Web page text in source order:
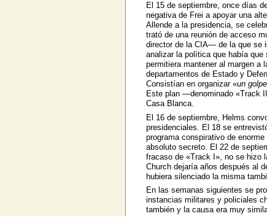
El 15 de septiembre, once días
negativa de Frei a apoyar una
Allende a la presidencia, se
trató de una reunión de acceso
director de la CIA— de la que se
analizar la política que había
permitiera mantener al margen a
departamentos de Estado y
Consistían en organizar «un
Este plan —denominado «Track
Casa Blanca.
El 16 de septiembre, Helms
presidenciales. El 18 se
programa conspirativo de
absoluto secreto. El 22 de
fracaso de «Track I», no se hizo
Church dejaría años después al
hubiera silenciado la misma
En las semanas siguientes se
instancias militares y policiales
también y la causa era muy